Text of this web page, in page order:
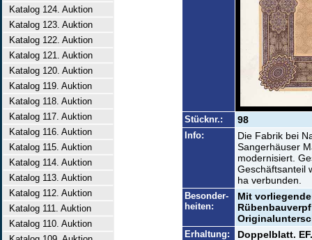
Katalog 124. Auktion
Katalog 123. Auktion
Katalog 122. Auktion
Katalog 121. Auktion
Katalog 120. Auktion
Katalog 119. Auktion
Katalog 118. Auktion
Katalog 117. Auktion
Katalog 116. Auktion
Katalog 115. Auktion
Katalog 114. Auktion
Katalog 113. Auktion
Katalog 112. Auktion
Katalog 111. Auktion
Katalog 110. Auktion
Stücknr.: 98
Info:
Die Fabrik bei
Sangerhäuser
modernisiert.
Geschäftsanteil
ha verbunden.
Besonder-
heiten:
Mit
Erhaltung: Doppelblatt. EF.